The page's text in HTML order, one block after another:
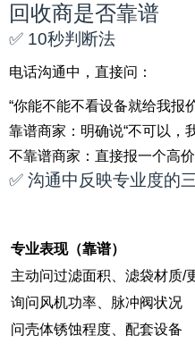
回收商是否靠谱
✅ 10秒判断法
电话沟通中，直接问：
“你能不能不看设备就给我报
靠谱商家：明确说“不可以，
不靠谱商家：直接报一个高
✅ 沟通中反映专业度的
专业表现（靠谱）
主动问过滤面积、滤袋材质/
询问风机功率、脉冲阀状况
问壳体锈蚀程度、配套设备